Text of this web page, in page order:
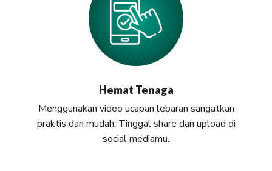
Hemat Tenaga
Menggunakan video ucapan lebaran sangatkan
praktis dan mudah. Tinggal share dan upload di
social mediamu.